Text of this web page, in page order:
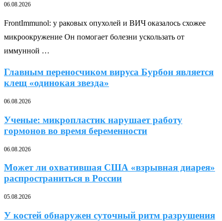
06.08.2026
FrontImmunol: у раковых опухолей и ВИЧ оказалось схожее
микроокружение Он помогает болезни ускользать от
иммунной …
Главным переносчиком вируса Бурбон является
клещ «одинокая звезда»
06.08.2026
Ученые: микропластик нарушает работу
гормонов во время беременности
06.08.2026
Может ли охватившая США «взрывная диарея»
распространиться в России
05.08.2026
У костей обнаружен суточный ритм разрушения